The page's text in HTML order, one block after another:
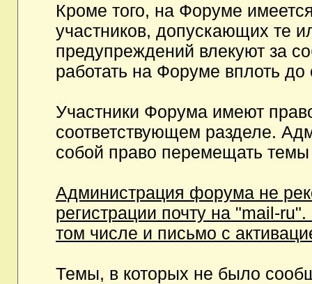
Кроме того, на Форуме
участников, допускающих те
предупреждений влекуют за
работать на Форуме вплоть
Участники Форума имеют
соответствующем разделе.
собой право перемещать темы
Администрация форума не
регистрации почту на "mail-
том числе и письмо с
Темы, в которых не было